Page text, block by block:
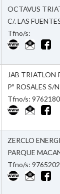
OCTAVUS
C/. LAS
Tfno/s:
JAB TRIATLON
Pº ROSALES S/
Tfno/s:
ZERCLO
PARQUE
Tfno/s: